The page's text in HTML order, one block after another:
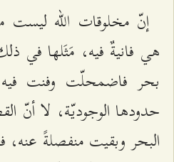
إنّ مخلوقات الله
هي فانيةٌ فيه، مَثَلها
بحر فاضمحلّت وفنت
حدودها الوجوديّة، لا أنّ
البحر وبقيت منفصلةً